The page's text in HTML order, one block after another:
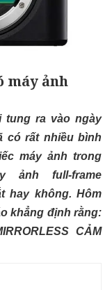
máy ảnh
tung ra vào ngày
có rất nhiều bình
máy ảnh trong
ảnh full-frame
hay không. Hôm
khẳng định rằng:
CẢM